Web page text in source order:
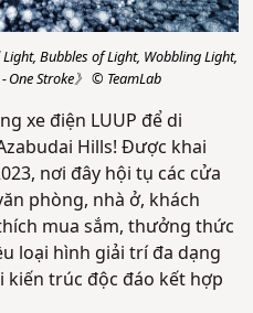
Bubbles of Light, Wobbling Light,
One Stroke》 © TeamLab
xe điện LUUP để di
Hills! Được khai
nơi đây hội tụ các cửa
phòng, nhà ở, khách
mua sắm, thưởng thức
loại hình giải trí đa dạng
​​​​trúc độc đáo kết hợp